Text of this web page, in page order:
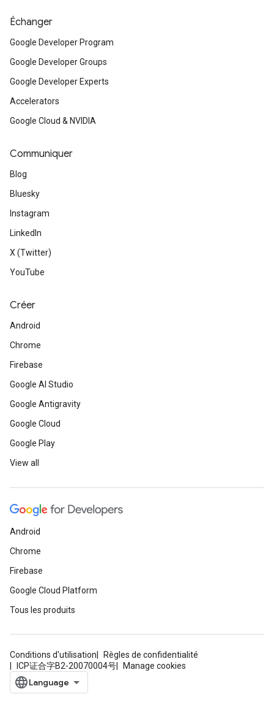
Échanger
Google Developer Program
Google Developer Groups
Google Developer Experts
Accelerators
Google Cloud & NVIDIA
Communiquer
Blog
Bluesky
Instagram
LinkedIn
X (Twitter)
YouTube
Créer
Android
Chrome
Firebase
Google AI Studio
Google Antigravity
Google Cloud
Google Play
View all
Android
Chrome
Firebase
Google Cloud Platform
Tous les produits
Conditions d'utilisation
Règles de confidentialité
ICP证合字B2-20070004号
Manage cookies